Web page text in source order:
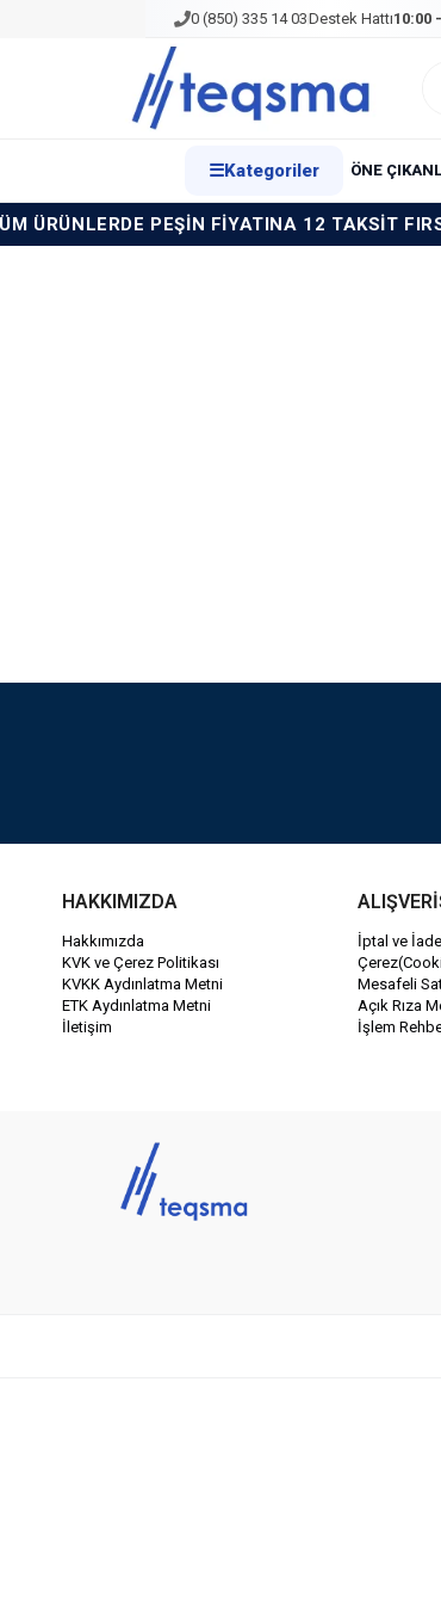
0 (850) 335 14 03Destek Hattı10:00
☰Kategoriler ÖNE
PEŞİN FİYATINA 12 TAKSİT FIRSATI
HAKKIMIZDA
Hakkımızda
KVK ve Çerez Politikası
KVKK Aydınlatma Metni
ETK Aydınlatma Metni
İletişim
İptal ve
Mesafeli
Açık Rıza
İşlem